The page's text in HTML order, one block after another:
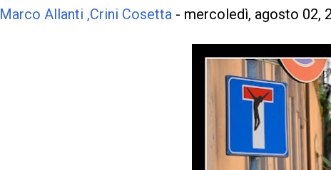
Marco Allanti ,Crini Cosetta - mercoledì, agosto 02,